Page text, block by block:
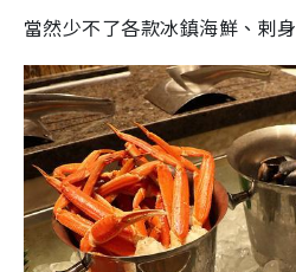
當然少不了各款冰鎮海鮮、剌身